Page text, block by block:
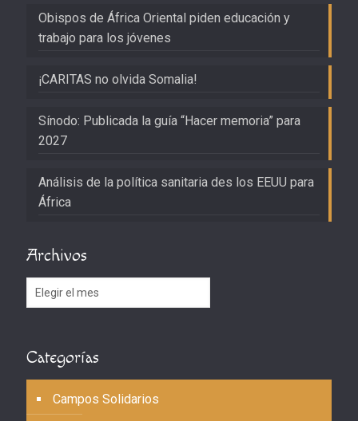
Obispos de África Oriental piden educación y
trabajo para los jóvenes
¡CARITAS no olvida Somalia!
Sínodo: Publicada la guía “Hacer memoria” para
2027
Análisis de la política sanitaria des los EEUU para
África
Archivos
Archivos
Categorías
Campos Solidarios